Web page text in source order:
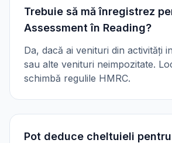
Trebuie să mă înregistrez
Assessment în Reading?
Da, dacă ai venituri din activități
sau alte venituri neimpozitate.
schimbă regulile HMRC.
Pot deduce cheltuieli